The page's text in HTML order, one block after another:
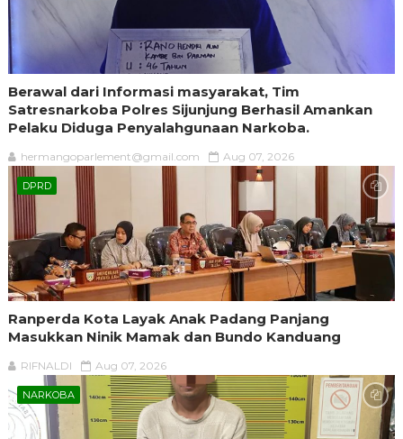
Berawal dari Informasi masyarakat, Tim
Satresnarkoba Polres Sijunjung Berhasil Amankan
Pelaku Diduga Penyalahgunaan Narkoba.
hermangoparlement@gmail.com Aug 07, 2026
DPRD
Ranperda Kota Layak Anak Padang Panjang
Masukkan Ninik Mamak dan Bundo Kanduang
RIFNALDI Aug 07, 2026
NARKOBA